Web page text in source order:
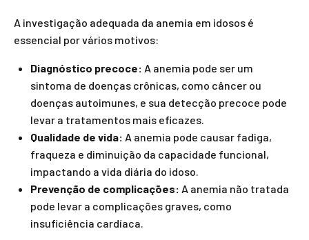
A investigação adequada da anemia em idosos é
essencial por vários motivos:
Diagnóstico precoce: A anemia pode ser um
sintoma de doenças crônicas, como câncer ou
doenças autoimunes, e sua detecção precoce pode
levar a tratamentos mais eficazes.
Qualidade de vida: A anemia pode causar fadiga,
fraqueza e diminuição da capacidade funcional,
impactando a vida diária do idoso.
Prevenção de complicações: A anemia não tratada
pode levar a complicações graves, como
insuficiência cardíaca.